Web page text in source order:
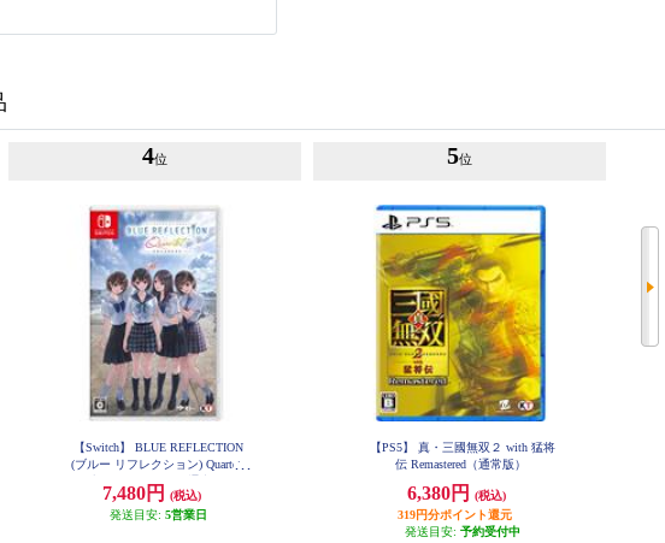
4位
【Switch】 BLUE REFLECTION
(ブルー リフレクション) Quartet:
7,480円
(税込)
発送目安: 5営業日
5位
【PS5】 真・三國無双２ with 猛将
伝 Remastered（通常版）
6,380円
(税込)
319円分ポイント還元
発送目安: 予約受付中